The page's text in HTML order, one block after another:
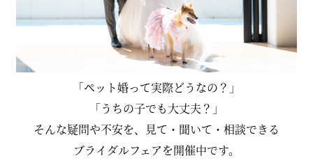
「ペット婚って実際どうなの？」
「うちの子でも大丈夫？」
そんな疑問や不安を、見て・聞いて・相談できる
ブライダルフェアを開催中です。